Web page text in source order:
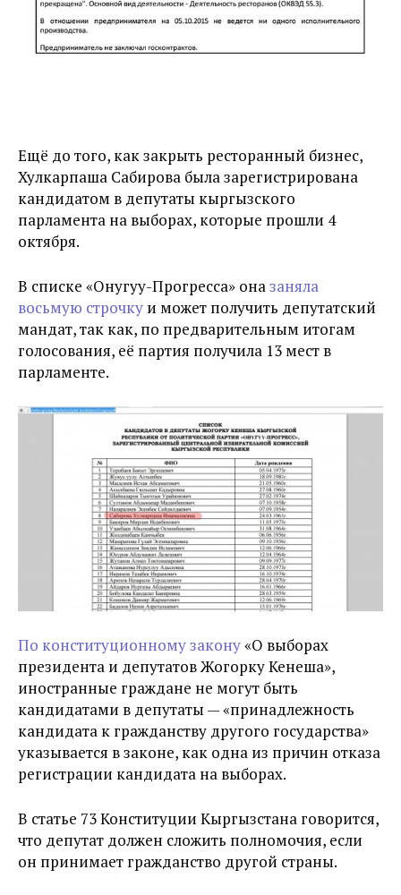
Ещё до того, как закрыть ресторанный бизнес,
Хулкарпаша Сабирова была зарегистрирована
кандидатом в депутаты кыргызского
парламента на выборах, которые прошли 4
октября.
В списке «Онугуу-Прогресса» оназаняла
восьмую строчку и может получить депутатский
мандат, так как, по предварительным итогам
голосования, её партия получила 13 мест в
парламенте.
По конституционному закону«О выборах
президента и депутатов Жогорку Кенеша»,
иностранные граждане не могут быть
кандидатами в депутаты — «принадлежность
кандидата к гражданству другого государства»
указывается в законе, как одна из причин отказа
регистрации кандидата на выборах.
В статье 73 Конституции Кыргызстана говорится,
что депутат должен сложить полномочия, если
он принимает гражданство другой страны.